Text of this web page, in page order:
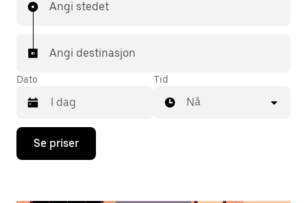
Angi stedet
Angi destinasjon
Dato
Trykk
piltast
Tid
Nå
Se priser